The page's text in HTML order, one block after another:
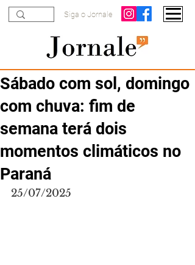
Siga o Jornale
Sábado com sol, domingo
com chuva: fim de
semana terá dois
momentos climáticos no
Paraná
25/07/2025